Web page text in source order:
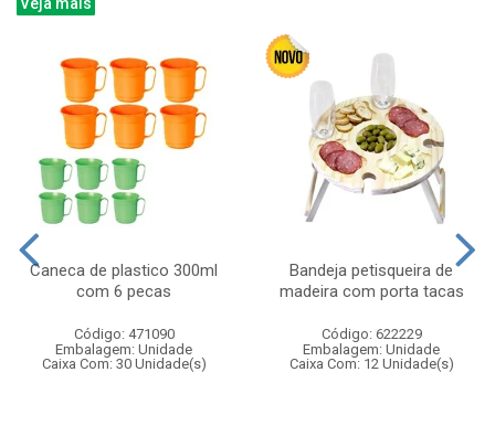
Caneca de plastico 300ml
com 6 pecas
Código: 471090
Embalagem: Unidade
Caixa Com: 30 Unidade(s)
Bandeja petisqueira de
madeira com porta tacas
Código: 622229
Embalagem: Unidade
Caixa Com: 12 Unidade(s)